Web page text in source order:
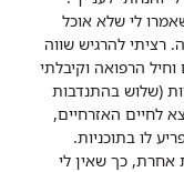
לי שלא אוכל
להרגיש שווה
הרפואה וקיבלתי
(שלוש בהתנדבות
לחיים האזרחיים,
לו בתוכניות.
אחרת, כך שאין לי